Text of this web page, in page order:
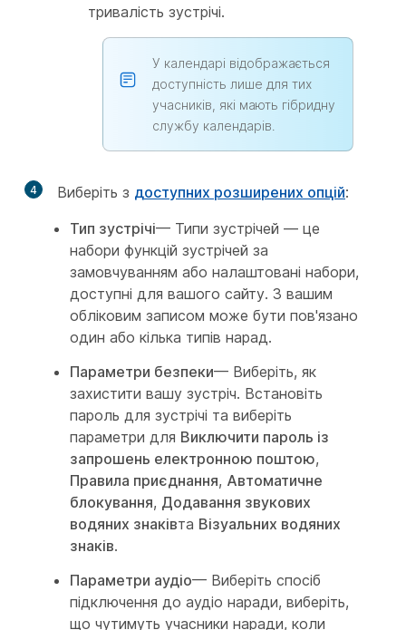
тривалість зустрічі.
У календарі відображається
доступність лише для тих
учасників, які мають гібридну
службу календарів.
4 Виберіть з доступних розширених опцій:
Тип зустрічі— Типи зустрічей — це
набори функцій зустрічей за
замовчуванням або налаштовані набори,
доступні для вашого сайту. З вашим
обліковим записом може бути пов'язано
один або кілька типів нарад.
Параметри безпеки— Виберіть, як
захистити вашу зустріч. Встановіть
пароль для зустрічі та виберіть
параметри для Виключити пароль із
запрошень електронною поштою,
Правила приєднання, Автоматичне
блокування, Додавання звукових
водяних знаківта Візуальних водяних
знаків.
Параметри аудіо— Виберіть спосіб
підключення до аудіо наради, виберіть,
що чутимуть учасники наради, коли